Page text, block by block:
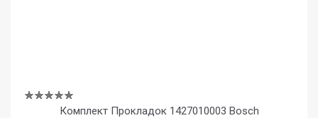
Комплект Прокладок 1427010003 Bosch